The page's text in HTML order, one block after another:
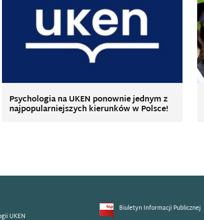
Psychologia na UKEN ponownie jednym z
najpopularniejszych kierunków w Polsce!
UKEN
Biuletyn Informacji Publicznej